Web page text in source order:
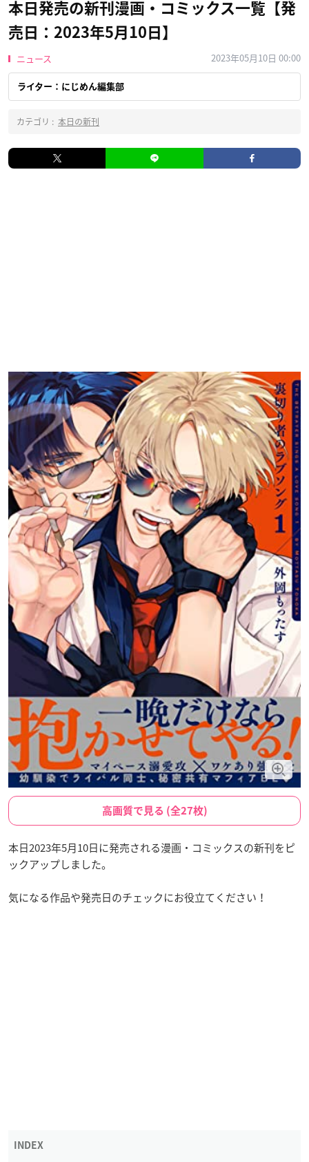
本日発売の新刊漫画・コミックス一覧【発
売日：2023年5月10日】
ニュース 2023年05月10日 00:00
ライター：にじめん編集部
カテゴリ : 本日の新刊
高画質で見る (全27枚)
本日2023年5月10日に発売される漫画・コミックスの新刊をピ
ックアップしました。
気になる作品や発売日のチェックにお役立てください！